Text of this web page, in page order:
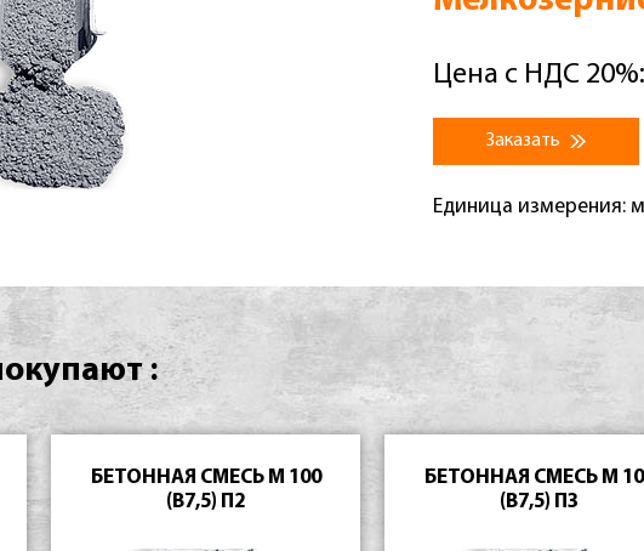
Цена с НДС
Заказать
Единица измерения:
:
БЕТОННАЯ СМЕСЬ М 100
(В7,5) П2
БЕТОННАЯ СМЕСЬ М
(В7,5) П3